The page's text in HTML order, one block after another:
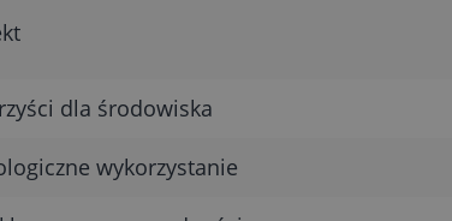
dla środowiska
wykorzystanie